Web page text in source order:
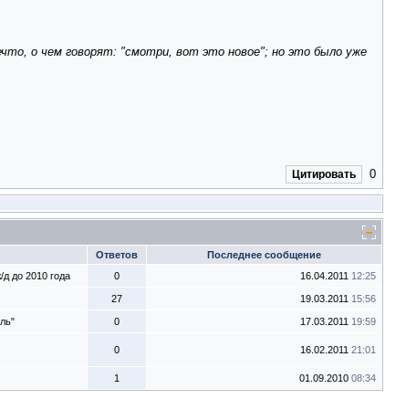
о чем говорят: "смотри, вот это новое"; но это было уже
Цитировать 0
Ответов
Последнее сообщение
до 2010 года 0 16.04.2011 12:25
27 19.03.2011 15:56
0 17.03.2011 19:59
0 16.02.2011 21:01
1 01.09.2010 08:34